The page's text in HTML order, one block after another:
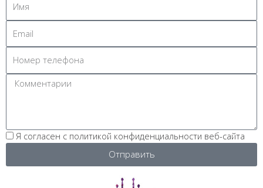
Я согласен с политикой конфиденциальности веб-сайта
Отправить